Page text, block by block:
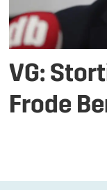
VG:
Frode